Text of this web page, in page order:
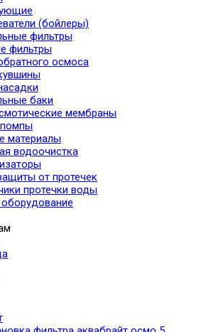
(бойлеры)
фильтры
фильтры
осмоса
баки
мембраны
материалы
водоочистка
от протечек
протечки воды